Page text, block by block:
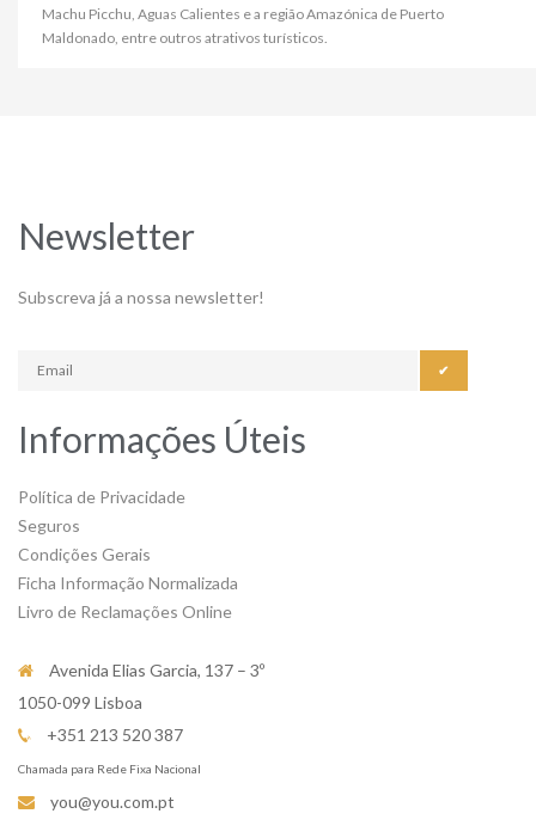
Machu Picchu, Aguas Calientes e a região Amazónica de Puerto
Maldonado, entre outros atrativos turísticos.
Newsletter
Subscreva já a nossa newsletter!
✔
Informações Úteis
Política de Privacidade
Seguros
Condições Gerais
Ficha Informação Normalizada
Livro de Reclamações Online
Avenida Elias Garcia, 137 – 3º
1050-099 Lisboa
+351 213 520 387
Chamada para Rede Fixa Nacional
you@you.com.pt